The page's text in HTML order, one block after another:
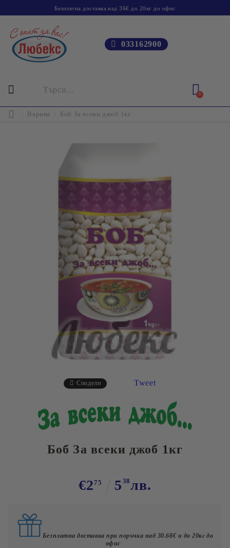
Безплатна доставка над 36€ до 20кг до офис
033162900
0
Варива Боб За всеки джоб 1кг
Сподели Tweet
Боб За всеки джоб 1кг
€275 5 38лв.
Безплатна доставка при поръчка над 30.68€ и до 20кг до
офис